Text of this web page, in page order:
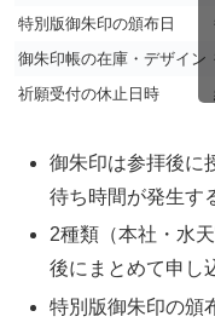
特別版御朱印の頒布日
御朱印帳の在庫・デザイン
祈願受付の休止日時
御朱印は参拝後に
待ち時間が発生す
2種類（本社・水
後にまとめて申し
特別版御朱印の頒